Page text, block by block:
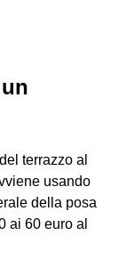
terrazzo al
usando
della posa
ai 60 euro al